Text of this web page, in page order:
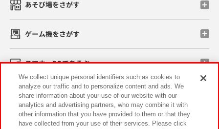
あそび場をさがす
ゲーム機をさがす
スマホ・PCであそぶ
イベント・キャンペーン
We collect unique personal identifiers such as cookies to
analyze our traffic and to personalize content and ads. We
share information about your use of our website with our
analytics and advertising partners, who may combine it with
other information that you have provided to them or that they
have collected from your use of their services. Please click